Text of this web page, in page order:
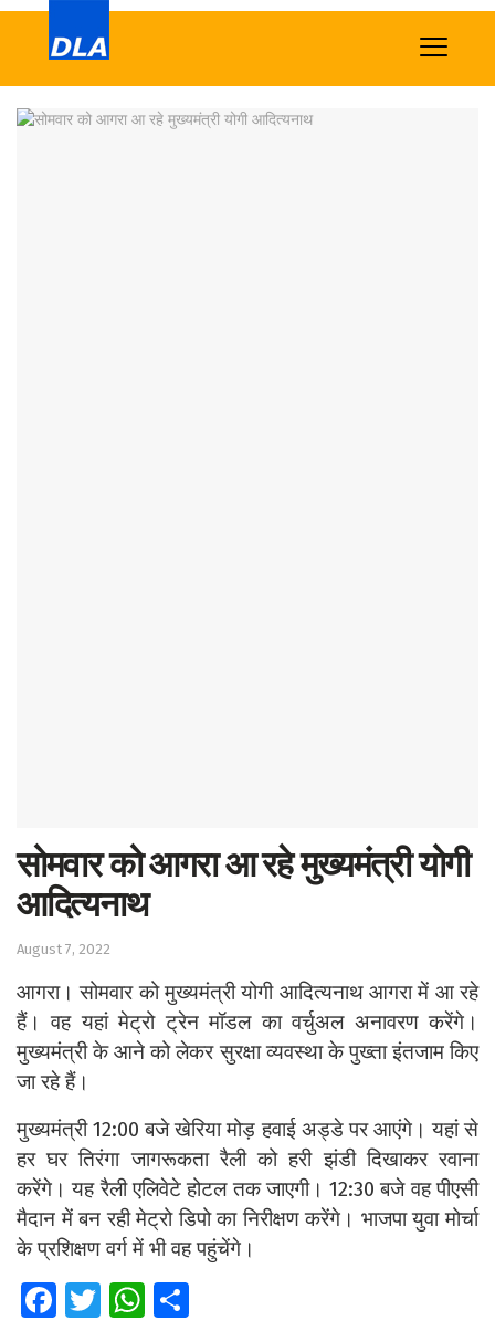
सोमवार को आगरा आ रहे मुख्यमंत्री योगी
आदित्यनाथ
August 7, 2022
आगरा। सोमवार को मुख्यमंत्री योगी आदित्यनाथ आगरा में आ रहे
हैं। वह यहां मेट्रो ट्रेन मॉडल का वर्चुअल अनावरण करेंगे।
मुख्यमंत्री के आने को लेकर सुरक्षा व्यवस्था के पुख्ता इंतजाम किए
जा रहे हैं।
मुख्यमंत्री 12:00 बजे खेरिया मोड़ हवाई अड्डे पर आएंगे। यहां से
हर घर तिरंगा जागरूकता रैली को हरी झंडी दिखाकर रवाना
करेंगे। यह रैली एलिवेटे होटल तक जाएगी। 12:30 बजे वह पीएसी
मैदान में बन रही मेट्रो डिपो का निरीक्षण करेंगे। भाजपा युवा मोर्चा
के प्रशिक्षण वर्ग में भी वह पहुंचेंगे।
Fa T
W